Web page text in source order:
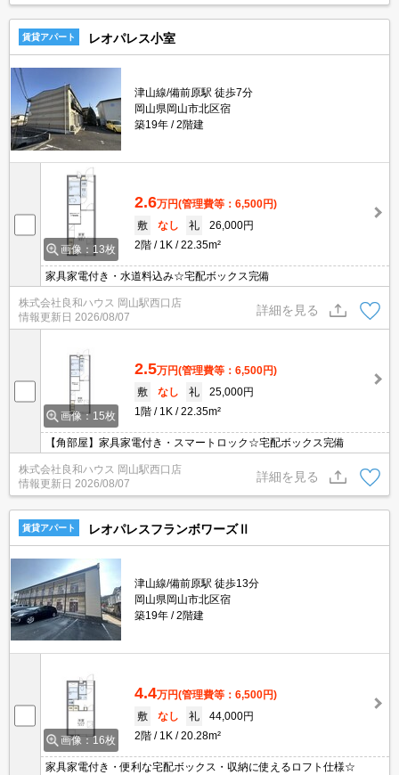
賃貸アパート レオパレス小室
津山線/備前原駅 徒歩7分
岡山県岡山市北区宿
築19年
2階建
画像：13枚
2.6万円(管理費等：6,500円)
敷
なし 礼
26,000円
2階
1K 22.35m²
家具家電付き・水道料込み☆宅配ボックス完備
株式会社良和ハウス 岡山駅西口店
情報更新日 2026/08/07
詳細を見る
画像：15枚
2.5万円(管理費等：6,500円)
敷
なし 礼
25,000円
1階
1K 22.35m²
【角部屋】家具家電付き・スマートロック☆宅配ボックス完備
株式会社良和ハウス 岡山駅西口店
情報更新日 2026/08/07
詳細を見る
賃貸アパート レオパレスフランボワーズⅡ
津山線/備前原駅 徒歩13分
岡山県岡山市北区宿
築19年
2階建
画像：16枚
4.4万円(管理費等：6,500円)
敷
なし 礼
44,000円
2階
1K 20.28m²
家具家電付き・便利な宅配ボックス・収納に使えるロフト仕様☆